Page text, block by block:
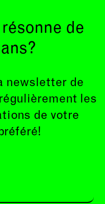
de
newsletter de
les
de votre